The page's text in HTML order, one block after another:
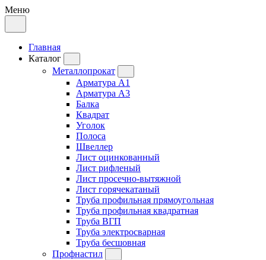
Меню
Главная
Каталог
Металлопрокат
Арматура А1
Арматура А3
Балка
Квадрат
Уголок
Полоса
Швеллер
Лист оцинкованный
Лист рифленый
Лист просечно-вытяжной
Лист горячекатаный
Труба профильная прямоугольная
Труба профильная квадратная
Труба ВГП
Труба электросварная
Труба бесшовная
Профнастил